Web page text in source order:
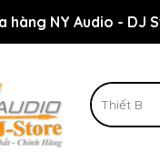
hàng NY Audio - DJ
khuyến mãi đang chờ